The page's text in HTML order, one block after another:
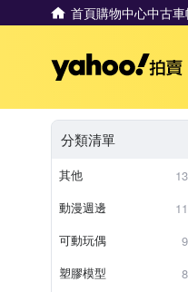
首頁購物中心中古車
分類清單
其他
動漫週邊
可動玩偶
塑膠模型